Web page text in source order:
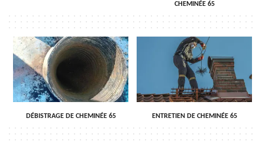
CHEMINÉE 65
DÉBISTRAGE DE CHEMINÉE 65 ENTRETIEN DE CHEMINÉE 65